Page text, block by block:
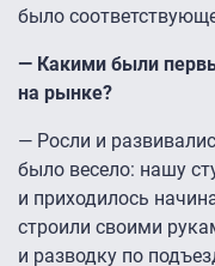
было
— Какими были
на рынке?
— Росли и
было весело: нашу
и приходилось
строили своими
и разводку по